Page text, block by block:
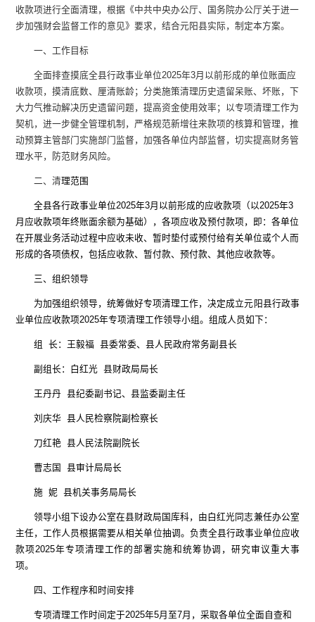
收款项进行全面清理，根据《中共中央办公厅、国务院办公厅关于进一
步加强财会监督工作的意见》要求，结合元阳县实际，制定本方案。
一、 工作目标
全面排查摸底全县行政事业单位2025年3月以前形成的单位账面应
收款项，摸清底数、厘清账龄；分类施策清理历史遗留呆账、坏账，下
大力气推动解决历史遗留问题，提高资金使用效率；以专项清理工作为
契机，进一步健全管理机制，严格规范新增往来款项的核算和管理，推
动预算主管部门实施部门监督，加强各单位内部监督，切实提高财务管
理水平，防范财务风险。
二、 清理范围
全县各行政事业单位2025年3月以前形成的应收款项（以2025年3
月应收款项年终账面余额为基础），各项应收及预付款项，即：各单位
在开展业务活动过程中应收未收、暂时垫付或预付给有关单位或个人而
形成的各项债权，包括应收款、暂付款、预付款、其他应收款等。
三、组织领导
为加强组织领导，统筹做好专项清理工作，决定成立元阳县行政事
业单位应收款项2025年专项清理工作领导小组。组成人员如下：
组 长：王毅福 县委常委、县人民政府常务副县长
副组长：白红光 县财政局局长
王丹丹 县纪委副书记、县监委副主任
刘庆华 县人民检察院副检察长
刀红艳 县人民法院副院长
曹志国 县审计局局长
施 妮 县机关事务局局长
领导小组下设办公室在县财政局国库科，由白红光同志兼任办公室
主任，工作人员根据需要从相关单位抽调。负责全县行政事业单位应收
款项2025年专项清理工作的部署实施和统筹协调，研究审议重大事
项。
四、 工作程序和时间安排
专项清理工作时间定于2025年5月至7月，采取各单位全面自查和